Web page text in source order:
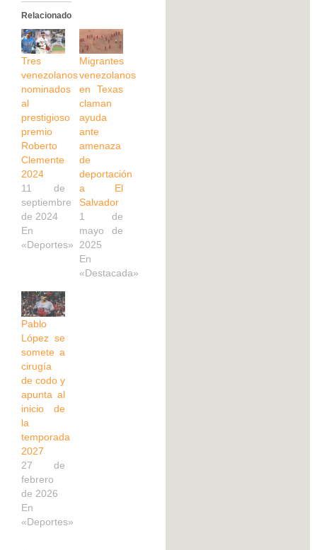
Relacionado
Tres
venezolanos
nominados
al
prestigioso
premio
Roberto
Clemente
2024
11 de
septiembre
de 2024
En
«Deportes»
Migrantes
venezolanos
en Texas
claman
ayuda
ante
amenaza
de
deportación
a El
Salvador
1 de
mayo de
2025
En
«Destacada»
Pablo
López se
somete a
cirugía
de codo y
apunta al
inicio de
la
temporada
2027
27 de
febrero
de 2026
En
«Deportes»